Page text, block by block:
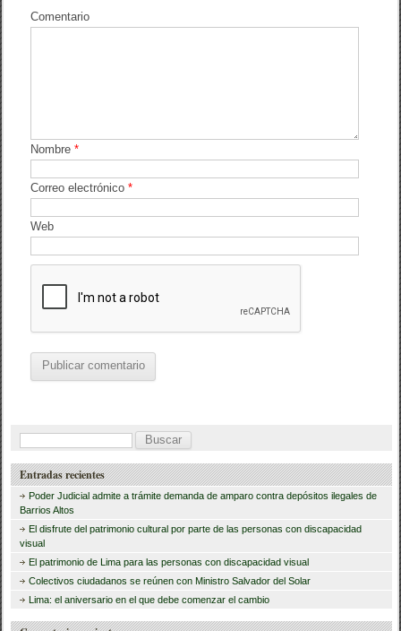
Comentario
Nombre*
Correo electrónico*
Web
B
u
s
c
a
r
:
Entradas recientes
Poder Judicial admite a trámite demanda de amparo contra depósitos ilegales de
Barrios Altos
El disfrute del patrimonio cultural por parte de las personas con discapacidad
visual
El patrimonio de Lima para las personas con discapacidad visual
Colectivos ciudadanos se reúnen con Ministro Salvador del Solar
Lima: el aniversario en el que debe comenzar el cambio